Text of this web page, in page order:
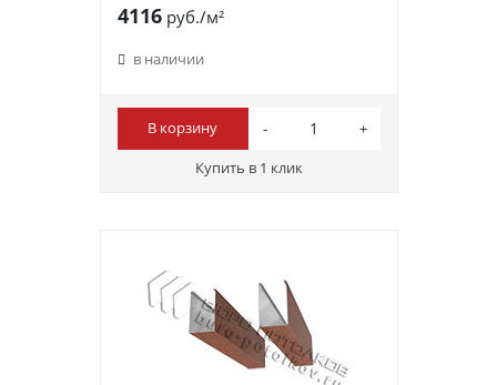
4116руб./м²
в наличии
В корзину
Купить в 1 клик